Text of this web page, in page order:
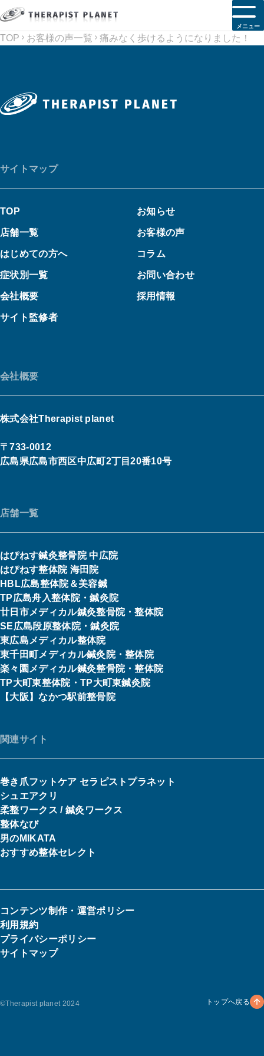
メニュー
TOP お客様の声一覧 痛みなく歩けるようになりました！
サイトマップ
TOP
店舗一覧
はじめての方へ
症状別一覧
会社概要
サイト監修者
お知らせ
お客様の声
コラム
お問い合わせ
採用情報
会社概要
株式会社Therapist planet
〒733-0012
広島県広島市西区中広町2丁目20番10号
店舗一覧
はぴねす鍼灸整骨院 中広院
はぴねす整体院 海田院
HBL広島整体院＆美容鍼
TP広島舟入整体院・鍼灸院
廿日市メディカル鍼灸整骨院・整体院
SE広島段原整体院・鍼灸院
東広島メディカル整体院
東千田町メディカル鍼灸院・整体院
楽々園メディカル鍼灸整骨院・整体院
TP大町東整体院・TP大町東鍼灸院
【大阪】なかつ駅前整骨院
関連サイト
巻き爪フットケア セラピストプラネット
シュエアクリ
柔整ワークス / 鍼灸ワークス
整体なび
男のMIKATA
おすすめ整体セレクト
コンテンツ制作・運営ポリシー
利用規約
プライバシーポリシー
サイトマップ
©︎Therapist planet 2024 トップへ戻る